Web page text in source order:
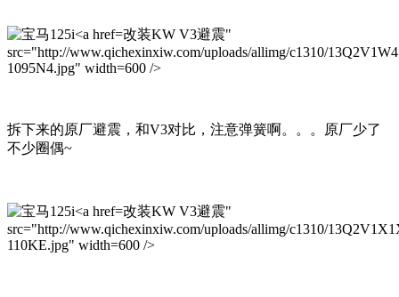
改装KW V3避震"
src="http://www.qichexinxiw.com/uploads/allimg/c1310/
1095N4.jpg" width=600 />
拆下来的原厂避震，和V3对比，注意弹簧啊。。。原厂少了
不少圈偶~
改装KW V3避震"
src="http://www.qichexinxiw.com/uploads/allimg/c1310/
110KE.jpg" width=600 />